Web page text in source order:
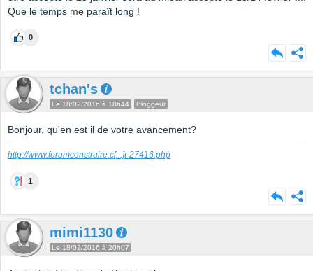
Que le temps me paraît long !
0
tchan's
Le 18/02/2016 à 18h44 Bloggeur
Bonjour, qu'en est il de votre avancement?
http://www.forumconstruire.c[...]t-27416.php
1
mimi1130
Le 18/02/2016 à 20h07